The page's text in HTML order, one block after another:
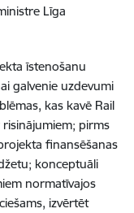
Līga
īstenošanu
galvenie uzdevumi
kas kavē Rail
pirms
finansēšanas
konceptuāli
normatīvajos
izvērtēt